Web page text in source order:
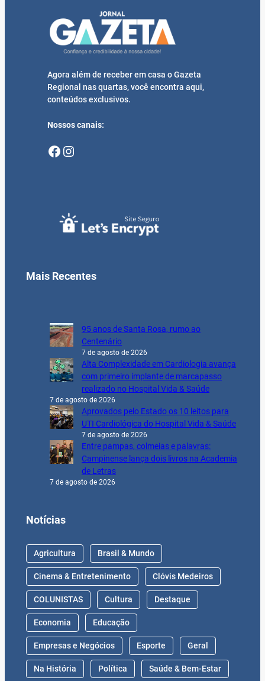
Agora além de receber em casa o Gazeta
Regional nas quartas, você encontra aqui,
conteúdos exclusivos.
Nossos canais:
Facebook Instagram
Mais Recentes
95 anos de Santa Rosa, rumo ao
Centenário
7 de agosto de 2026
Alta Complexidade em Cardiologia avança
com primeiro implante de marcapasso
realizado no Hospital Vida & Saúde
7 de agosto de 2026
Aprovados pelo Estado os 10 leitos para
UTI Cardiológica do Hospital Vida & Saúde
7 de agosto de 2026
Entre pampas, colmeias e palavras:
Campinense lança dois livros na Academia
de Letras
7 de agosto de 2026
Notícias
Agricultura Brasil & Mundo
Cinema & Entretenimento Clóvis Medeiros
COLUNISTAS Cultura Destaque
Economia Educação
Empresas e Negócios Esporte Geral
Na História Política Saúde & Bem-Estar